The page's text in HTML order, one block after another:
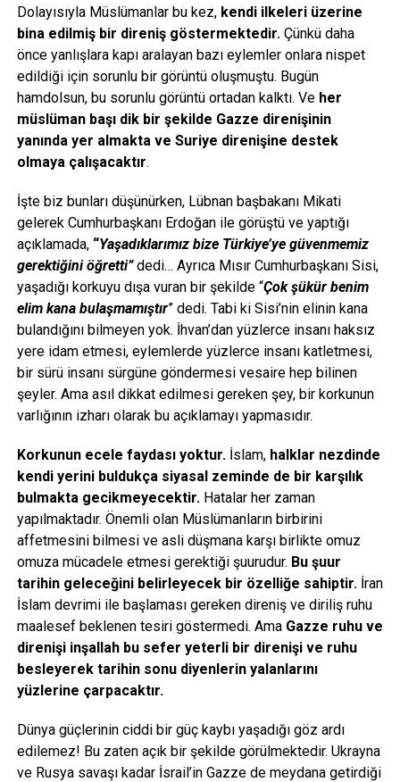
Dolayısıyla Müslümanlar bu kez, kendi ilkeleri üzerine
bina edilmiş bir direniş göstermektedir.Çünkü daha
önce yanlışlara kapı aralayan bazı eylemler onlara nispet
edildiği için sorunlu bir görüntü oluşmuştu. Bugün
hamdolsun, bu sorunlu görüntü ortadan kalktı. Ve her
müslüman başı dik bir şekilde Gazze direnişinin
yanında yer almakta ve Suriye direnişine destek
olmaya çalışacaktır.
İşte biz bunları düşünürken, Lübnan başbakanı Mikati
gelerek Cumhurbaşkanı Erdoğan ile görüştü ve yaptığı
açıklamada, “Yaşadıklarımız bize Türkiye’ye güvenmemiz
gerektiğini öğretti”dedi… Ayrıca Mısır Cumhurbaşkanı Sisi,
yaşadığı korkuyu dışa vuran bir şekilde “Çok şükür benim
elim kana bulaşmamıştır” dedi. Tabi ki Sisi’nin elinin kana
bulandığını bilmeyen yok. İhvan’dan yüzlerce insanı haksız
yere idam etmesi, eylemlerde yüzlerce insanı katletmesi,
bir sürü insanı sürgüne göndermesi vesaire hep bilinen
şeyler. Ama asıl dikkat edilmesi gereken şey, bir korkunun
varlığının izharı olarak bu açıklamayı yapmasıdır.
Korkunun ecele faydası yoktur.İslam, halklar nezdinde
kendi yerini buldukça siyasal zeminde de bir karşılık
bulmakta gecikmeyecektir.Hatalar her zaman
yapılmaktadır. Önemli olan Müslümanların birbirini
affetmesini bilmesi ve asli düşmana karşı birlikte omuz
omuza mücadele etmesi gerektiği şuurudur. Bu şuur
tarihin geleceğini belirleyecek bir özelliğe sahiptir. İran
İslam devrimi ile başlaması gereken direniş ve diriliş ruhu
maalesef beklenen tesiri göstermedi. Ama Gazze ruhu ve
direnişi inşallah bu sefer yeterli bir direnişi ve ruhu
besleyerek tarihin sonu diyenlerin yalanlarını
yüzlerine çarpacaktır.
Dünya güçlerinin ciddi bir güç kaybı yaşadığı göz ardı
edilemez! Bu zaten açık bir şekilde görülmektedir. Ukrayna
ve Rusya savaşı kadar İsrail’in Gazze de meydana getirdiği